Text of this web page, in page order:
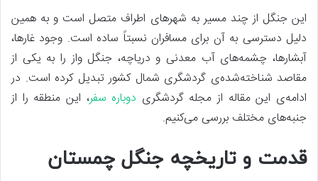
این جنگل از چند مسیر به شهرهای اطراف متصل است و به همین
دلیل دسترسی به آن برای مسافران نسبتاً ساده است. وجود غارها،
آبشارها، چشمه‌های آب معدنی و دریاچه، جنگل واز را به یکی از
مقاصد شناخته‌شده‌ی گردشگری شمال کشور تبدیل کرده است. در
ادامه‌ی این مقاله از مجله گردشگری دوباره سفر، این منطقه را از
جنبه‌های مختلف بررسی می‌کنیم.
قدمت و تاریخچه جنگل چمستان